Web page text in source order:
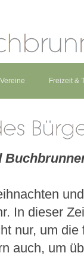
Freizeit &
und
In dieser
nur, um die
auch, um